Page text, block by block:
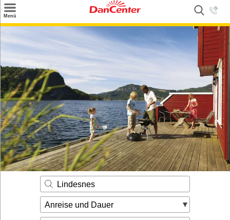
Menü
Weitere Urlaubsziele
Angebote
Inspiration
Kontakt
Gut zu wissen
Login
Lindesnes
Anreise und Dauer